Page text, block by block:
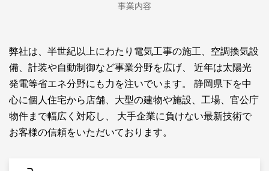
事業内容
弊社は、半世紀以上にわたり電気工事の施工、空調換気設
備、計装や自動制御など事業分野を広げ、
近年は太陽光
発電等省エネ分野にも力を注いでいます。
静岡県下を中
心に個人住宅から店舗、大型の建物や施設、工場、官公庁
物件まで幅広く対応し、
大手企業に負けない最新技術で
お客様の信頼をいただいております。